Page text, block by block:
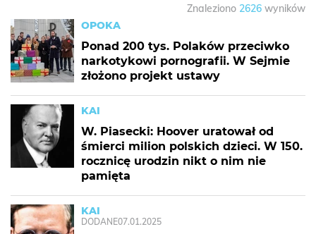
Znaleziono 2626 wyników
OPOKA
Ponad 200 tys. Polaków przeciwko
narkotykowi pornografii. W Sejmie
złożono projekt ustawy
KAI
W. Piasecki: Hoover uratował od
śmierci milion polskich dzieci. W 150.
rocznicę urodzin nikt o nim nie
pamięta
KAI
DODANE07.01.2025